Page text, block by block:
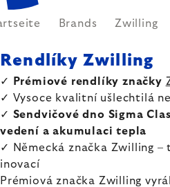
Brands Zwilling
Rendlíky Zwilling
✓ Prémiové rendlíky značky
✓ Vysoce kvalitní ušlechtilá
✓ Sendvičové dno Sigma
vedení a akumulaci tepla
✓ Německá značka Zwilling –
inovací
Prémiová značka Zwilling